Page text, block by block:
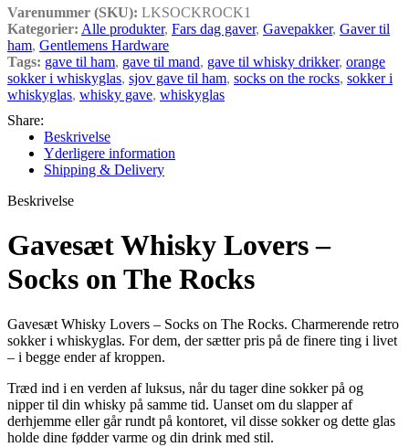
Varenummer (SKU): LKSOCKROCK1
Kategorier: Alle produkter, Fars dag gaver, Gavepakker, Gaver til
ham, Gentlemens Hardware
Tags: gave til ham, gave til mand, gave til whisky drikker, orange
sokker i whiskyglas, sjov gave til ham, socks on the rocks, sokker i
whiskyglas, whisky gave, whiskyglas
Share:
Beskrivelse
Yderligere information
Shipping & Delivery
Beskrivelse
Gavesæt Whisky Lovers –
Socks on The Rocks
Gavesæt Whisky Lovers – Socks on The Rocks. Charmerende retro
sokker i whiskyglas. For dem, der sætter pris på de finere ting i livet
– i begge ender af kroppen.
Træd ind i en verden af ​​luksus, når du tager dine sokker på og
nipper til din whisky på samme tid. Uanset om du slapper af
derhjemme eller går rundt på kontoret, vil disse sokker og dette glas
holde dine fødder varme og din drink med stil.